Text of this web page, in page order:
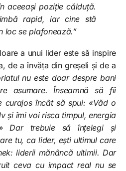
aceeași poziție călduță.
rapid, iar cine stă
loc se plafonează.”
a unui lider este să inspire
de a învăța din greșeli și de a
nu este doar despre bani
asumare. Înseamnă să fii
curajos încât să spui: «Văd o
și îmi voi risca timpul, energia
Dar trebuie să înțelegi și
tu, ca lider, ești ultimul care
liderii mănâncă ultimii. Dar
ceva cu impact real nu se